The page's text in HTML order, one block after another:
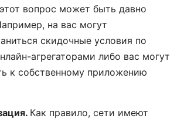
вопрос может быть давно
на вас могут
скидочные условия по
агрегаторами либо вас могут
к собственному приложению
Как правило, сети имеют